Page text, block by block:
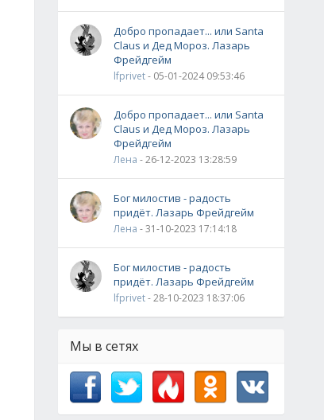
Добро пропадает... или Santa
Claus и Дед Мороз. Лазарь
Фрейдгейм
lfprivet- 05-01-2024 09:53:46
Добро пропадает... или Santa
Claus и Дед Мороз. Лазарь
Фрейдгейм
Лена - 26-12-2023 13:28:59
Бог милостив - радость
придёт. Лазарь Фрейдгейм
Лена - 31-10-2023 17:14:18
Бог милостив - радость
придёт. Лазарь Фрейдгейм
lfprivet- 28-10-2023 18:37:06
Мы в сетях